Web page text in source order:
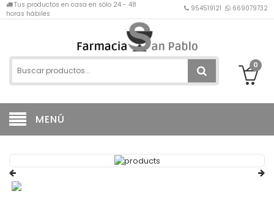
Tus productos en casa en sólo 24 - 48
horas hábiles
954519121 669079732
0
MENÚ